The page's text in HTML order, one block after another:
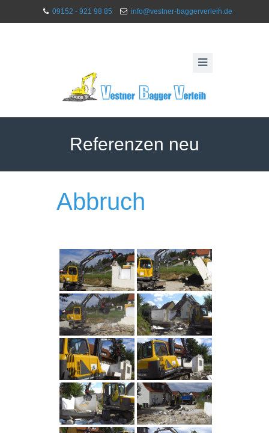
09152 - 921 98 85 info@vestner-baggerverleih.de
Referenzen neu
Abbruch